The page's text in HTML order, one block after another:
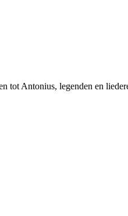
tot Antonius, legenden en